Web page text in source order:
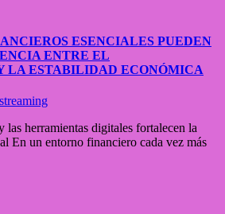
ESENCIALES PUEDEN
ENTRE EL
LA ESTABILIDAD ECONÓMICA
las herramientas digitales fortalecen la
En un entorno financiero cada vez más